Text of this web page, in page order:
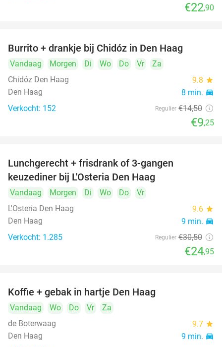
€22,90
Burrito + drankje bij Chidóz in Den Haag
Vandaag Morgen Di Wo Do Vr
Za
Chidóz Den Haag
9.8 star
Den Haag 8 min. directions_car
Verkocht: 152 Regulier €14,50
€9,25
Lunchgerecht + frisdrank of 3-gangen
keuzediner bij L'Osteria Den Haag
Vandaag Morgen Di Wo Do
Vr
L'Osteria Den Haag
9.6 star
Den Haag 9 min. directions_car
Verkocht: 1.285 Regulier €30,50
€24,95
Koffie + gebak in hartje Den Haag
Vandaag Wo Do Vr
Za
de Boterwaag
9.7 star
Den Haag 9 min. directions_car